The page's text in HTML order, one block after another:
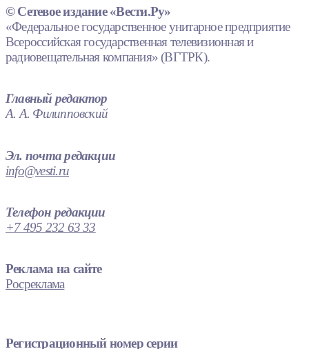
© Сетевое издание «Вести.Ру»
«Федеральное государственное унитарное предприятие
Всероссийская государственная телевизионная и
радиовещательная компания» (ВГТРК).
Главный редактор
А. А. Филипповский
Эл. почта редакции
info@vesti.ru
Телефон редакции
+7 495 232 63 33
Реклама на сайте
Росреклама
Регистрационный номер серии